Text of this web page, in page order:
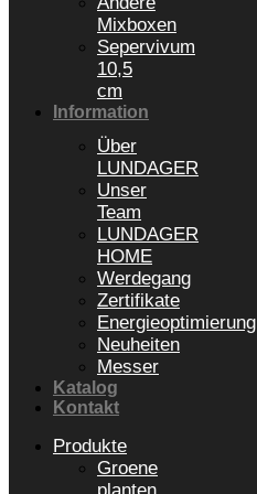
Mixboxen
Sepervivum
10,5
cm
Information
Über
LUNDAGER
Unser
Team
LUNDAGER
HOME
Werdegang
Zertifikate
Energieoptimierung
Neuheiten
Messer
Katalog
Kontakt
Produkte
Groene